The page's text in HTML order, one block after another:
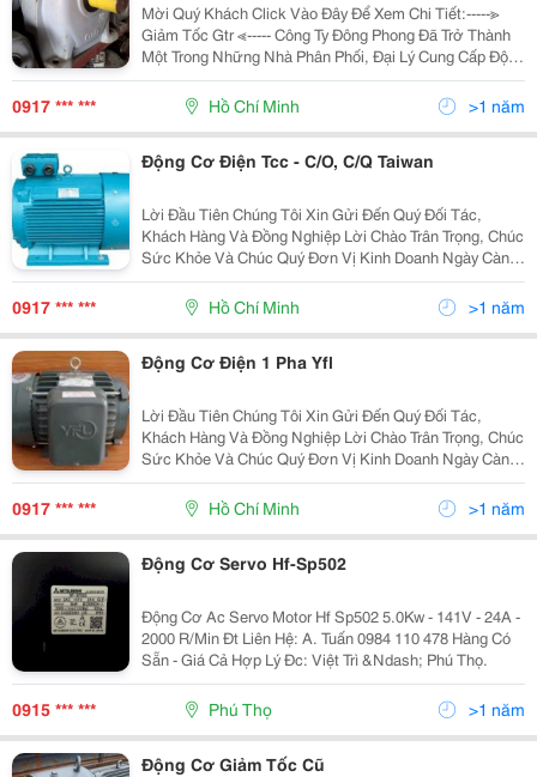
Mời Quý Khách Click Vào Đây Để Xem Chi Tiết:-----≫
Giảm Tốc Gtr ≪----- Công Ty Đông Phong Đã Trở Thành
Một Trong Những Nhà Phân Phối, Đại Lý Cung Cấp Động
Cơ Điện, Máy Bơm Nước Uy Tín Nhất. Hiện Nay, Chúng
Tôi Là Đại Lý Của Một Số Hãng Cơ Đi
0917 *** *** Hồ Chí Minh >1 năm
Động Cơ Điện Tcc - C/O, C/Q Taiwan
Lời Đầu Tiên Chúng Tôi Xin Gửi Đến Quý Đối Tác,
Khách Hàng Và Đồng Nghiệp Lời Chào Trân Trọng, Chúc
Sức Khỏe Và Chúc Quý Đơn Vị Kinh Doanh Ngày Càng
Phát Đạt Và Thịnh Vượng! Công Ty Đông Phong Đã Trở
Thành Một Trong Những Nhà Phân Phối, Đại Lý Cun
0917 *** *** Hồ Chí Minh >1 năm
Động Cơ Điện 1 Pha Yfl
Lời Đầu Tiên Chúng Tôi Xin Gửi Đến Quý Đối Tác,
Khách Hàng Và Đồng Nghiệp Lời Chào Trân Trọng, Chúc
Sức Khỏe Và Chúc Quý Đơn Vị Kinh Doanh Ngày Càng
Phát Đạt Và Thịnh Vượng! Công Ty Đông Phong Đã Trở
Thành Một Trong Những Nhà Phân Phối, Đại Lý Cun
0917 *** *** Hồ Chí Minh >1 năm
Động Cơ Servo Hf-Sp502
Động Cơ Ac Servo Motor Hf Sp502 5.0Kw - 141V - 24A -
2000 R/Min Đt Liên Hệ: A. Tuấn 0984 110 478 Hàng Có
Sẵn - Giá Cả Hợp Lý Đc: Việt Trì &Ndash; Phú Thọ.
0915 *** *** Phú Thọ >1 năm
Động Cơ Giảm Tốc Cũ